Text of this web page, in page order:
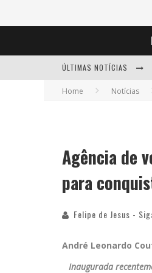
ÚLTIMAS NOTÍCIAS
Home Notícias
Agência de
para
Felipe de Jesus -
André Leonardo
Inaugurada